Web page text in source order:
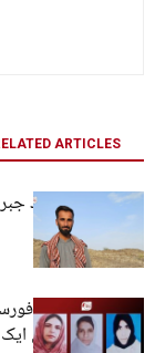
ARTICLES
کراچی: تین افراد
کوئٹہ: پاکستانی
شکار تین خواتین